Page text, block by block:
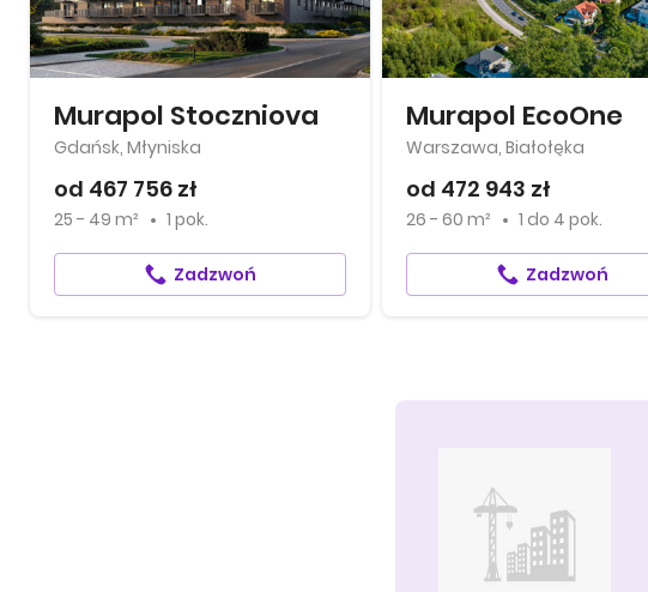
Murapol Stoczniova
Gdańsk, Młyniska
od 467 756 zł
25 - 49 m² 1 pok.
Zadzwoń
Murapol EcoOne
Warszawa, Białołęka
od 472 943 zł
26 - 60 m² 1 do 4 pok.
Zadzwoń